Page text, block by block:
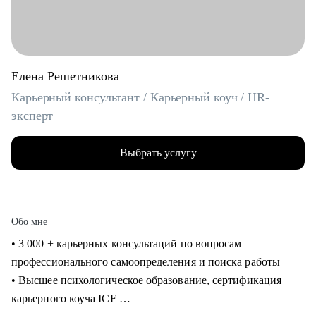
Елена Решетникова
Карьерный консультант / Карьерный коуч / HR-
эксперт
Выбрать услугу
Обо мне
• 3 000 + карьерных консультаций по вопросам
профессионального самоопределения и поиска работы
• Высшее психологическое образование, сертификация
карьерного коуча ICF